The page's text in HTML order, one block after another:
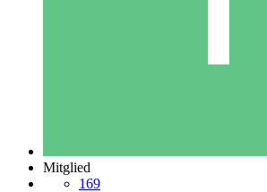
Mitglied
169